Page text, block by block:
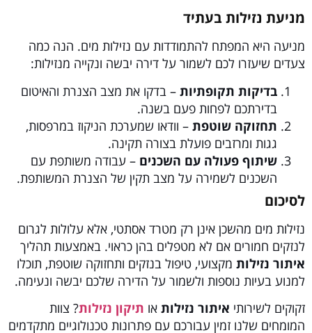
מניעת נזילות בעתיד
מניעה היא המפתח להתמודדות עם נזילות מים. הנה כמה
צעדים שיעזרו לכם לשמור על דירה יבשה ונקייה מנזילות:
בדיקות תקופתיות – בדקו את מצב הצנרת והאיטום
בדירתכם לפחות פעם בשנה.
תחזוקה שוטפת – וודאו שמערכת הניקוז במרפסות,
גגות ומרזבים פועלת בצורה תקינה.
שיתוף פעולה עם השכנים – עבודה משותפת עם
השכנים לשמירה על מצב תקין של הצנרת המשותפת.
לסיכום
נזילות מים מהשכן אינן רק מטרד אסתטי, אלא עלולות לגרום
לנזקים חמורים אם לא מטפלים בהן כראוי. באמצעות תהליך
איתור נזילות מקצועי, טיפול בנזקים ותחזוקה שוטפת, תוכלו
למנוע בעיות נוספות ולשמור על הדירה שלכם יבשה ונעימה.
זקוקים לשירותי איתור נזילות או תיקון נזילות? צוות
המומחים שלנו זמין עבורכם עם פתרונות טכנולוגיים מתקדמים